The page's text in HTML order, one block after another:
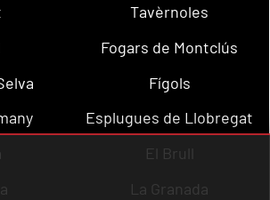
Tavèrnoles
Fogars de Montclús
Fígols
Esplugues de Llobregat
El Brull
La Granada